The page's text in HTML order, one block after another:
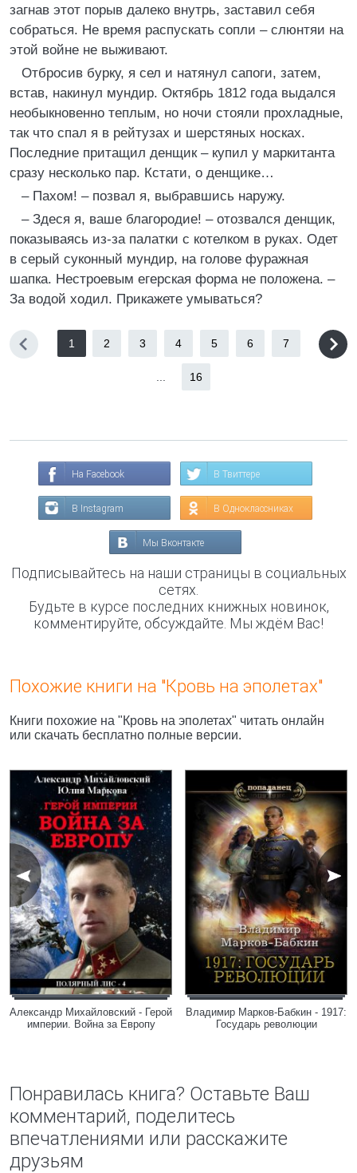
загнав этот порыв далеко внутрь, заставил себя
собраться. Не время распускать сопли – слюнтяи на
этой войне не выживают.
Отбросив бурку, я сел и натянул сапоги, затем,
встав, накинул мундир. Октябрь 1812 года выдался
необыкновенно теплым, но ночи стояли прохладные,
так что спал я в рейтузах и шерстяных носках.
Последние притащил денщик – купил у маркитанта
сразу несколько пар. Кстати, о денщике…
– Пахом! – позвал я, выбравшись наружу.
– Здеся я, ваше благородие! – отозвался денщик,
показываясь из-за палатки с котелком в руках. Одет
в серый суконный мундир, на голове фуражная
шапка. Нестроевым егерская форма не положена. –
За водой ходил. Прикажете умываться?
1 2 3 4 5 6 7
16
На Facebook В Твиттере
В Instagram В Одноклассниках
Мы Вконтакте
Подписывайтесь на наши страницы в социальных
сетях.
Будьте в курсе последних книжных новинок,
комментируйте, обсуждайте. Мы ждём Вас!
Похожие книги на "Кровь на эполетах"
Книги похожие на "Кровь на эполетах" читать онлайн
или скачать бесплатно полные версии.
Александр Михайловский - Герой
империи. Война за Европу
Владимир Марков-Бабкин - 1917:
Государь революции
Понравилась книга? Оставьте Ваш
комментарий, поделитесь
впечатлениями или расскажите
друзьям